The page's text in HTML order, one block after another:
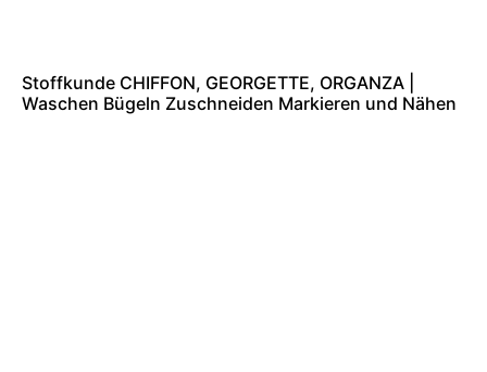
Stoffkunde CHIFFON, GEORGETTE, ORGANZA |
Waschen Bügeln Zuschneiden Markieren und Nähen